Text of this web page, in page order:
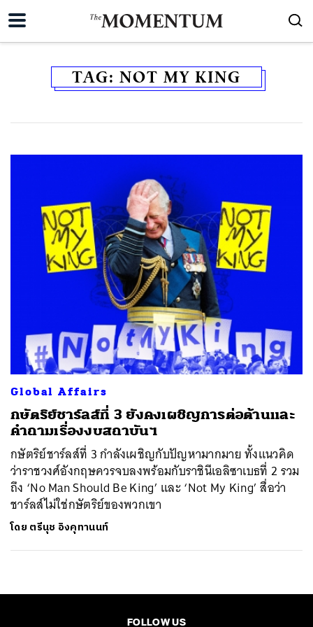
TAG: NOT MY KING
Global Affairs
กษัตริย์ชาร์ลส์ที่ 3 ยังคงเผชิญการต่อต้านและ
คำถามเรื่องงบสถาบันฯ
กษัตริย์ชาร์ลส์ที่ 3 กำลังเผชิญกับปัญหามากมาย ทั้งแนวคิด
ว่าราชวงศ์อังกฤษควรจบลงพร้อมกับราชินีเอลิซาเบธที่ 2 รวม
ถึง ‘No Man Should Be King’ และ ‘Not My King’ สื่อว่า
ชาร์ลส์ไม่ใช่กษัตริย์ของพวกเขา
โดย ตรีนุช อิงคุทานนท์
FOLLOW US
ค้นหา
SHARE TWEET LINE EMAIL